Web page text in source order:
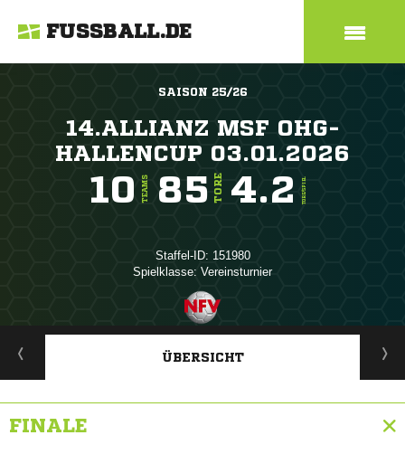
FUSSBALL.DE
SAISON 25/26
14.ALLIANZ MSF OHG-
HALLENCUP 03.01.2026
10 TEAMS 85 TORE 4.2 TORE/SPIEL
Staffel-ID: 151980
Spielklasse: Vereinsturnier
ANZEIGE
ÜBERSICHT
FINALE